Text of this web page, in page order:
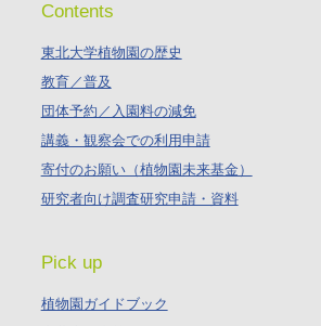
Contents
東北大学植物園の歴史
教育／普及
団体予約／入園料の減免
講義・観察会での利用申請
寄付のお願い（植物園未来基金）
研究者向け調査研究申請・資料
Pick up
植物園ガイドブック